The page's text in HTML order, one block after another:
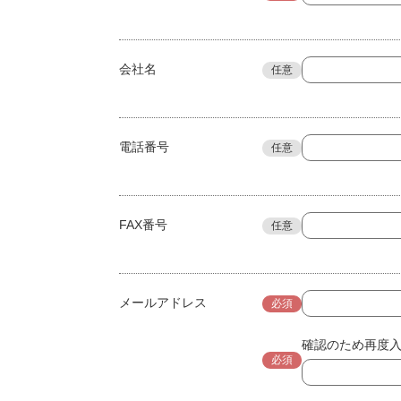
会社名 任意
電話番号 任意
FAX番号 任意
メールアドレス 必須
必須
確認のため再度